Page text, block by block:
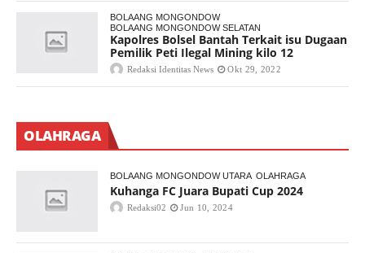
BOLAANG MONGONDOW
BOLAANG MONGONDOW SELATAN
Kapolres Bolsel Bantah Terkait isu Dugaan
Pemilik Peti Ilegal Mining kilo 12
Redaksi Identitas News Okt 29, 2022
OLAHRAGA
BOLAANG MONGONDOW UTARA OLAHRAGA
Kuhanga FC Juara Bupati Cup 2024
Redaksi02 Jun 10, 2024